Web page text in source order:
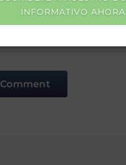
INFORMATIVO AHORA